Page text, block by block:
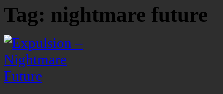
Tag: nightmare future